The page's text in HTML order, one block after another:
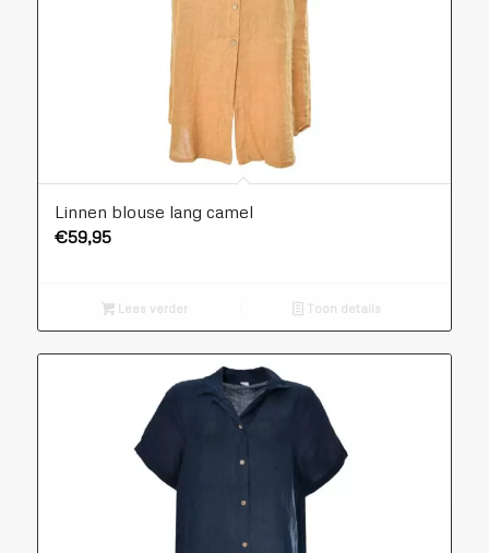
Linnen blouse lang camel
€59,95
Lees verder Toon details